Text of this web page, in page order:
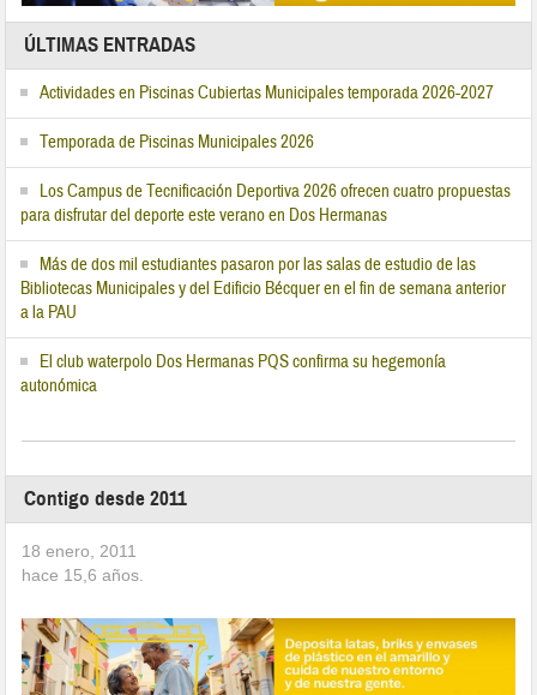
ÚLTIMAS ENTRADAS
Actividades en Piscinas Cubiertas Municipales temporada 2026-2027
Temporada de Piscinas Municipales 2026
Los Campus de Tecnificación Deportiva 2026 ofrecen cuatro propuestas
para disfrutar del deporte este verano en Dos Hermanas
Más de dos mil estudiantes pasaron por las salas de estudio de las
Bibliotecas Municipales y del Edificio Bécquer en el fin de semana anterior
a la PAU
El club waterpolo Dos Hermanas PQS confirma su hegemonía
autonómica
Contigo desde 2011
18 enero, 2011
hace 15,6 años.